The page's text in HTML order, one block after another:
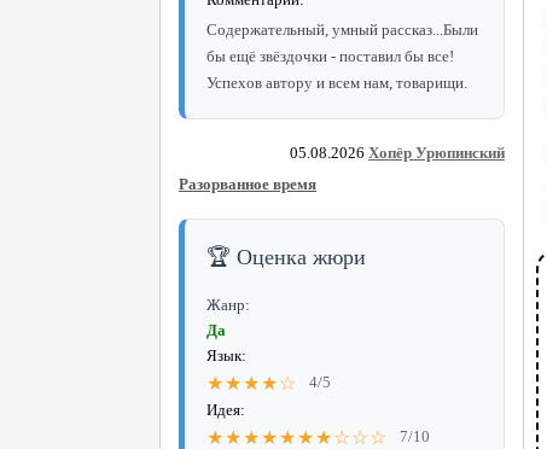
Содержательный, умный рассказ...Были
бы ещё звёздочки - поставил бы все!
Успехов автору и всем нам, товарищи.
05.08.2026 Хопёр Урюпинский
Разорванное время
🏆 Оценка жюри
Жанр:
Да
Язык:
★★★★☆
4/5
Идея:
★★★★★★★☆☆☆
7/10